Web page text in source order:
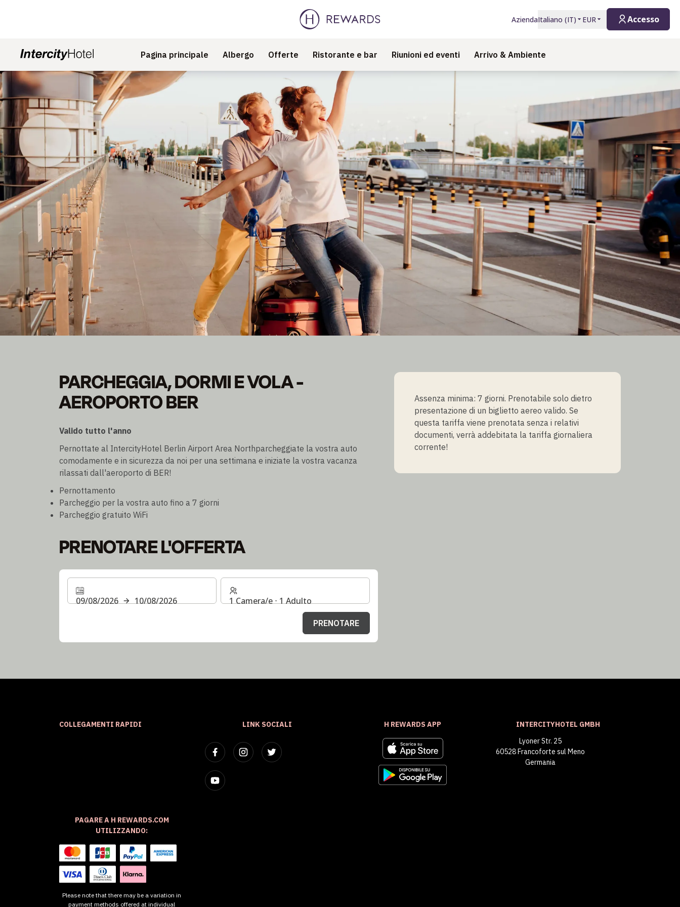
AziendaItaliano (IT) EUR Accesso
Pagina principale Albergo Offerte Ristorante e bar Riunioni ed eventi Arrivo & Ambiente
Diapositiva 1 di 1
Pernottamento
Parcheggio fino a 7 giorni
PARCHEGGIA, DORMI E VOLA -
AEROPORTO BER
Valido tutto l'anno
Pernottate al IntercityHotel Berlin Airport Area Northparcheggiate la vostra auto
comodamente e in sicurezza da noi per una settimana e iniziate la vostra vacanza
rilassati dall'aeroporto di BER!
Pernottamento
Parcheggio per la vostra auto fino a 7 giorni
Parcheggio gratuito WiFi
PRENOTARE L'OFFERTA
09/08/2026 10/08/2026 1 Camera/e ⋅ 1 Adulto
PRENOTARE
Assenza minima: 7 giorni. Prenotabile solo dietro
presentazione di un biglietto aereo valido. Se
questa tariffa viene prenotata senza i relativi
documenti, verrà addebitata la tariffa giornaliera
corrente!
COLLEGAMENTI RAPIDI LINK SOCIALI H REWARDS APP
INTERCITYHOTEL GMBH
Lyoner Str. 25
60528 Francoforte sul Meno
Germania
PAGARE A H REWARDS.COM
UTILIZZANDO:
Please note that there may be a variation in
payment methods offered at individual